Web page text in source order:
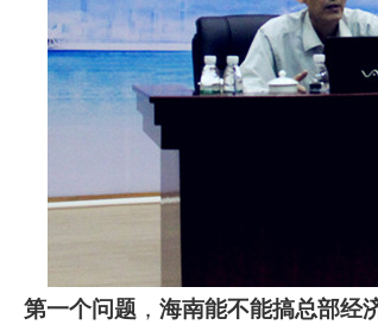
第一个问题 ， 海南能不能搞总部经